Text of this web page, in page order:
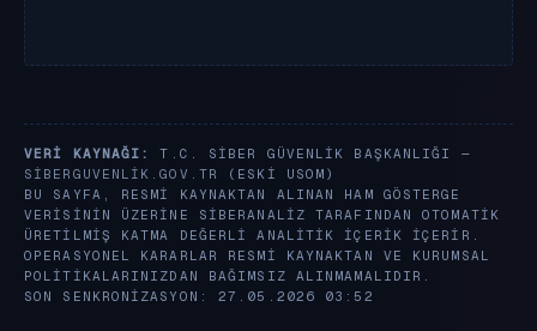
VERI KAYNAĞI:
T.C. SIBER GÜVENLIK BAŞKANLIĞI —
SIBERGUVENLIK.GOV.TR
(ESKI USOM)
BU SAYFA, RESMI KAYNAKTAN ALINAN HAM GÖSTERGE
VERISININ ÜZERINE SIBERANALIZ TARAFINDAN OTOMATIK
ÜRETILMIŞ KATMA DEĞERLI ANALITIK IÇERIK IÇERIR.
OPERASYONEL KARARLAR RESMI KAYNAKTAN VE KURUMSAL
POLITIKALARINIZDAN BAĞIMSIZ ALINMAMALIDIR.
SON SENKRONIZASYON: 27.05.2026 03:52